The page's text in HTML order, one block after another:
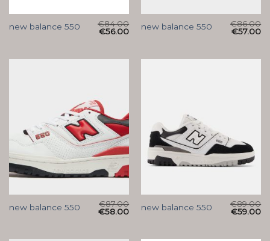
new balance 550 €84.00
€56.00 new balance 550 €86.00
€57.00
new balance 550 €87.00
€58.00 new balance 550 €89.00
€59.00